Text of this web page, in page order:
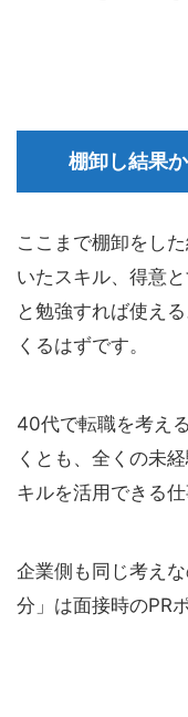
棚卸し結果
ここまで棚卸をし
いたスキル、得意
と勉強すれば使え
くるはずです。
40代で転職を考え
くとも、全くの未
キルを活用できる
企業側も同じ考え
分」は面接時のPR